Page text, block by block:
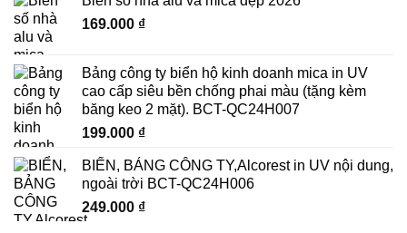
169.000 ₫
Bảng công ty biển hộ kinh doanh mica in UV
cao cấp siêu bền chống phai màu (tặng kèm
băng keo 2 mặt). BCT-QC24H007
199.000 ₫
BIỂN, BẢNG CÔNG TY,Alcorest in UV nội dung,
ngoài trời BCT-QC24H006
249.000 ₫